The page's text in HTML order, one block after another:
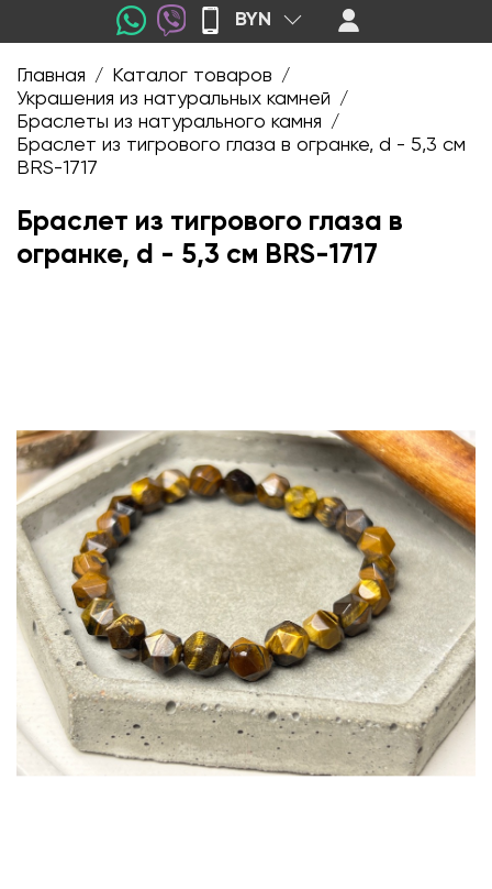
BYN
Главная / Каталог товаров /
Украшения из натуральных камней /
Браслеты из натурального камня /
Браслет из тигрового глаза в огранке, d - 5,3 см
BRS-1717
Браслет из тигрового глаза в
огранке, d - 5,3 см BRS-1717